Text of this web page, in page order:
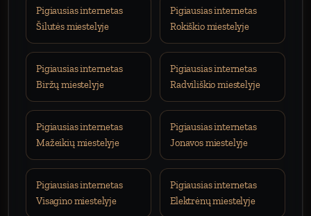
Pigiausias internetas
Šilutės miestelyje
Pigiausias internetas
Rokiškio miestelyje
Pigiausias internetas
Biržų miestelyje
Pigiausias internetas
Radviliškio miestelyje
Pigiausias internetas
Mažeikių miestelyje
Pigiausias internetas
Jonavos miestelyje
Pigiausias internetas
Visagino miestelyje
Pigiausias internetas
Elektrėnų miestelyje